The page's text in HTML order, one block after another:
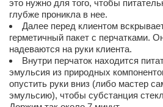
это нужно для того, чтобы
глубже проникла в нее.
Далее перед клиентом
герметичный пакет с перчатками.
надеваются на руки клиента.
Внутри перчаток находится
эмульсия из природных
опустить руки вниз (либо мастер
эмульсию), чтобы субстанция